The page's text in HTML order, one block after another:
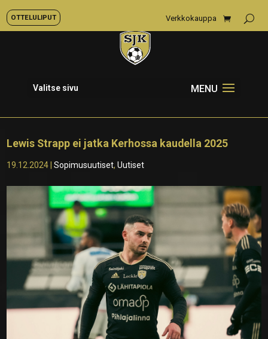
OTTELULIPUT Verkkokauppa
Valitse sivu
Lewis Strapp ei jatka Kerhossa kaudella 2025
19.12.2024 |Sopimusuutiset,Uutiset